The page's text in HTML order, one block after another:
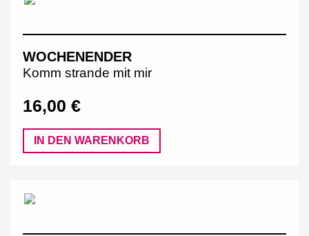
WOCHENENDER
Komm strande mit mir
16,00 €
IN DEN WARENKORB